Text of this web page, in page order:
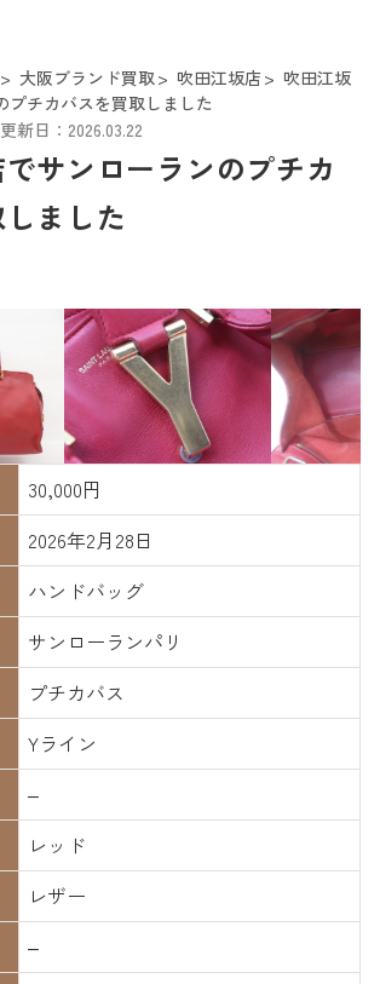
大阪ブランド買取 吹田江坂店
吹田江坂
プチカバスを買取しました
更新日：2026.03.22
サンローランのプチカ
ました
30,000円
2026年2月28日
ハンドバッグ
サンローランパリ
プチカバス
Yライン
–
レッド
レザー
–